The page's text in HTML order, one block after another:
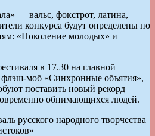
— вальс, фокстрот, латина,
конкурса будут определены по
«Поколение молодых» и
в 17.30 на главной
моб «Синхронные объятия»,
поставить новый рекорд
обнимающихся людей.
русского народного творчества